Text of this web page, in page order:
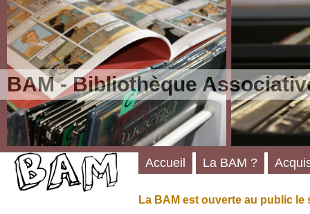
BAM - Bibliothèque
La BAM est ouverte au public le
Accueil La BAM ?